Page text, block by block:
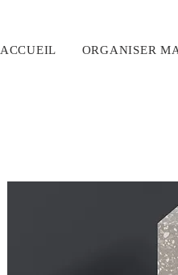
ACCUEIL ORGANISER